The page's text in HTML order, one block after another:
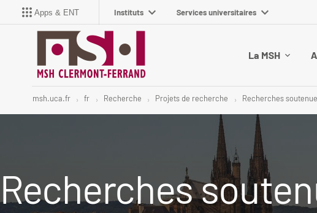
Apps & ENT Instituts Services universitaires
La MSH
msh.uca.fr fr Recherche Projets de recherche Recherches
Recherches